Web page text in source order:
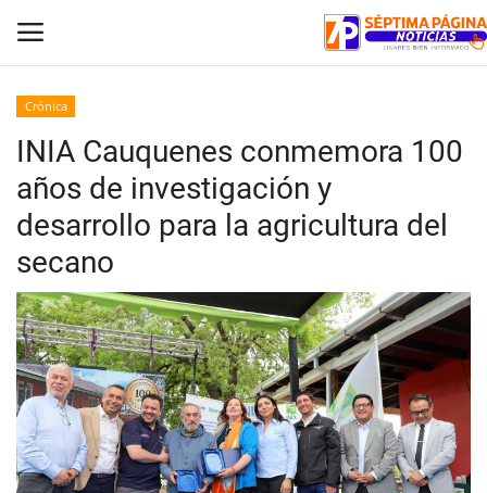
Inicio
Crónica
Policial
Tribunales
Deporte
Política
Espectáculos
Crónica
INIA Cauquenes conmemora 100
años de investigación y
desarrollo para la agricultura del
secano